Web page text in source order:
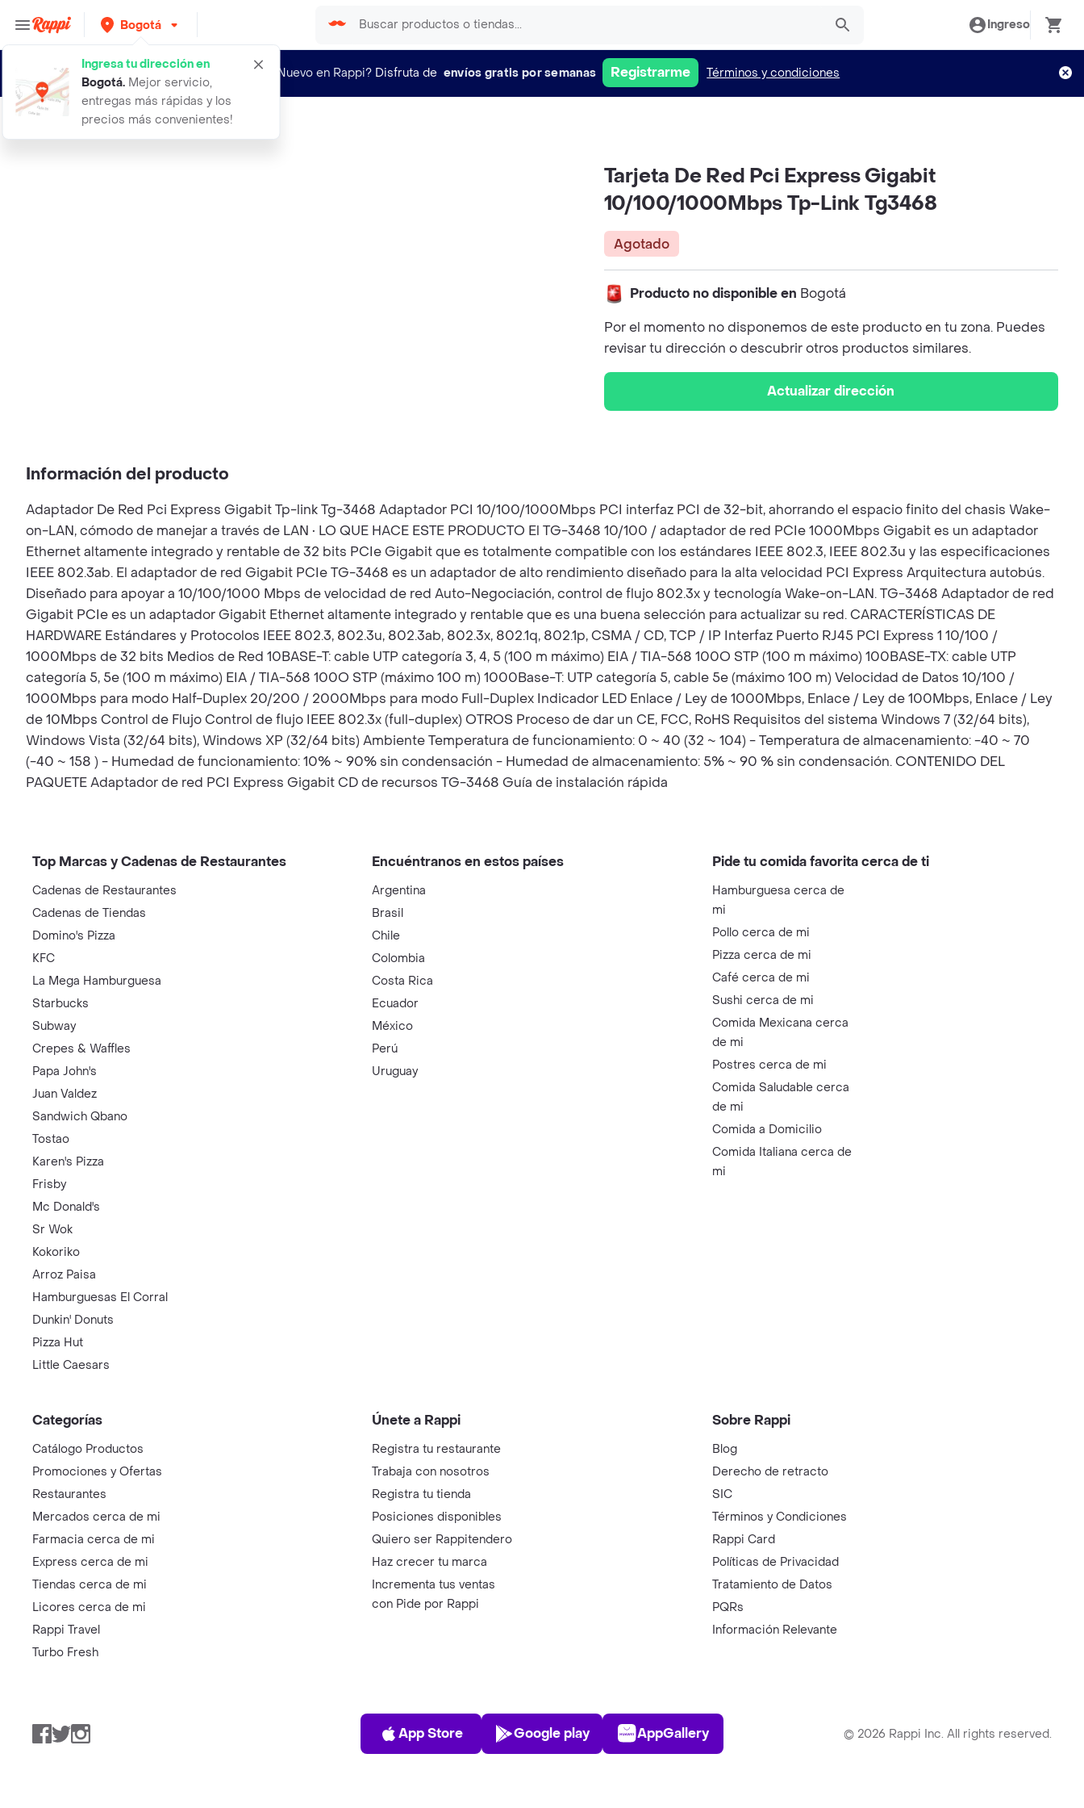
Bogotá
Ingresa tu dirección en
Bogotá. Mejor servicio,
entregas más rápidas y los
precios más convenientes!
Ingreso
¿Nuevo en Rappi? Disfruta de envíos gratis por semanas Registrarme Términos y condiciones
tarjeta de red pci express gigabit
Tarjeta De Red Pci Express Gigabit
10/100/1000Mbps Tp-Link Tg3468
Agotado
Producto no disponible en Bogotá
Por el momento no disponemos de este producto en tu zona. Puedes
revisar tu dirección o descubrir otros productos similares.
Actualizar dirección
Información del producto
Adaptador De Red Pci Express Gigabit Tp-link Tg-3468 Adaptador PCI 10/100/1000Mbps PCI interfaz PCI de 32-bit, ahorrando el espacio finito del chasis Wake-
on-LAN, cómodo de manejar a través de LAN • LO QUE HACE ESTE PRODUCTO El TG-3468 10/100 / adaptador de red PCIe 1000Mbps Gigabit es un adaptador
Ethernet altamente integrado y rentable de 32 bits PCIe Gigabit que es totalmente compatible con los estándares IEEE 802.3, IEEE 802.3u y las especificaciones
IEEE 802.3ab. El adaptador de red Gigabit PCIe TG-3468 es un adaptador de alto rendimiento diseñado para la alta velocidad PCI Express Arquitectura autobús.
Diseñado para apoyar a 10/100/1000 Mbps de velocidad de red Auto-Negociación, control de flujo 802.3x y tecnología Wake-on-LAN. TG-3468 Adaptador de red
Gigabit PCIe es un adaptador Gigabit Ethernet altamente integrado y rentable que es una buena selección para actualizar su red. CARACTERÍSTICAS DE
HARDWARE Estándares y Protocolos IEEE 802.3, 802.3u, 802.3ab, 802.3x, 802.1q, 802.1p, CSMA / CD, TCP / IP Interfaz Puerto RJ45 PCI Express 1 10/100 /
1000Mbps de 32 bits Medios de Red 10BASE-T: cable UTP categoría 3, 4, 5 (100 m máximo) EIA / TIA-568 100O STP (100 m máximo) 100BASE-TX: cable UTP
categoría 5, 5e (100 m máximo) EIA / TIA-568 100O STP (máximo 100 m) 1000Base-T: UTP categoría 5, cable 5e (máximo 100 m) Velocidad de Datos 10/100 /
1000Mbps para modo Half-Duplex 20/200 / 2000Mbps para modo Full-Duplex Indicador LED Enlace / Ley de 1000Mbps, Enlace / Ley de 100Mbps, Enlace / Ley
de 10Mbps Control de Flujo Control de flujo IEEE 802.3x (full-duplex) OTROS Proceso de dar un CE, FCC, RoHS Requisitos del sistema Windows 7 (32/64 bits),
Windows Vista (32/64 bits), Windows XP (32/64 bits) Ambiente Temperatura de funcionamiento: 0 ~ 40 (32 ~ 104) - Temperatura de almacenamiento: -40 ~ 70
(-40 ~ 158 ) - Humedad de funcionamiento: 10% ~ 90% sin condensación - Humedad de almacenamiento: 5% ~ 90 % sin condensación. CONTENIDO DEL
PAQUETE Adaptador de red PCI Express Gigabit CD de recursos TG-3468 Guía de instalación rápida
Top Marcas y Cadenas de Restaurantes
Cadenas de Restaurantes
Cadenas de Tiendas
Domino's Pizza
KFC
La Mega Hamburguesa
Starbucks
Subway
Crepes & Waffles
Papa John's
Juan Valdez
Sandwich Qbano
Tostao
Karen's Pizza
Frisby
Mc Donald's
Sr Wok
Kokoriko
Arroz Paisa
Hamburguesas El Corral
Dunkin' Donuts
Pizza Hut
Little Caesars
Encuéntranos en estos países
Argentina
Brasil
Chile
Colombia
Costa Rica
Ecuador
México
Perú
Uruguay
Pide tu comida favorita cerca de ti
Hamburguesa cerca de
mi
Pollo cerca de mi
Pizza cerca de mi
Café cerca de mi
Sushi cerca de mi
Comida Mexicana cerca
de mi
Postres cerca de mi
Comida Saludable cerca
de mi
Comida a Domicilio
Comida Italiana cerca de
mi
Categorías
Catálogo Productos
Promociones y Ofertas
Restaurantes
Mercados cerca de mi
Farmacia cerca de mi
Express cerca de mi
Tiendas cerca de mi
Licores cerca de mi
Rappi Travel
Turbo Fresh
Únete a Rappi
Registra tu restaurante
Trabaja con nosotros
Registra tu tienda
Posiciones disponibles
Quiero ser Rappitendero
Haz crecer tu marca
Incrementa tus ventas
con Pide por Rappi
Sobre Rappi
Blog
Derecho de retracto
SIC
Términos y Condiciones
Rappi Card
Políticas de Privacidad
Tratamiento de Datos
PQRs
Información Relevante
Facebook
TwitterInstagram
App Store
App Store
Play Store
Google play
AppGallery
AppGallery © 2026 Rappi Inc. All rights reserved.